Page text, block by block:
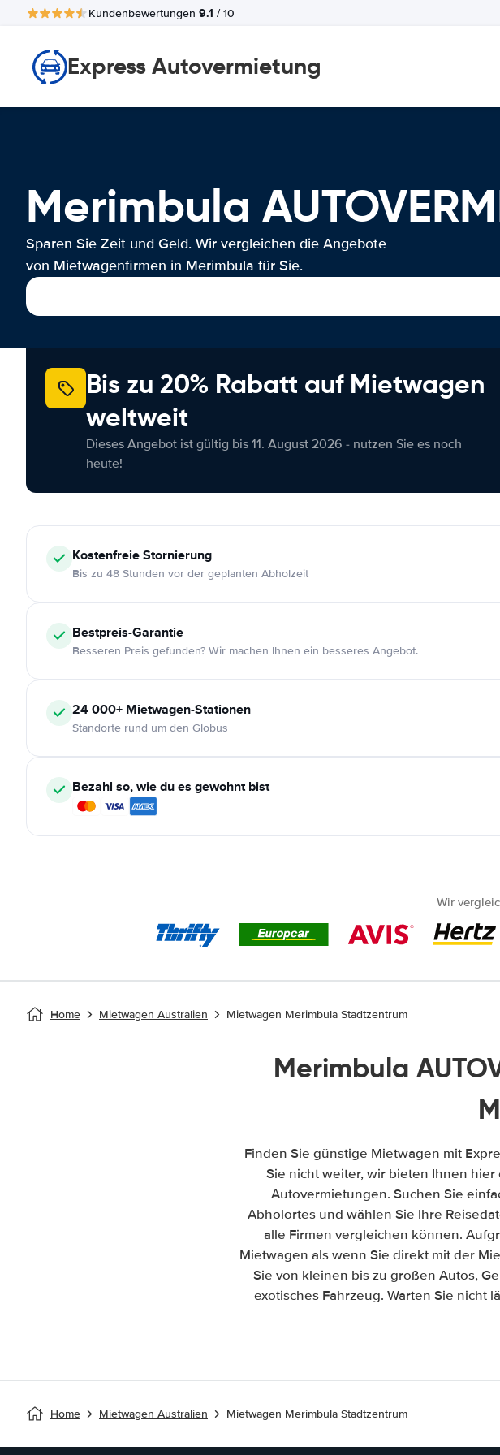
Kundenbewertungen 9.1 / 10
Express Autovermietung
Merimbula
Sparen Sie Zeit und Geld. Wir vergleichen die Angebote
von Mietwagenfirmen in Merimbula für Sie.
Bis zu 20% Rabatt auf Mietwagen
weltweit
Dieses Angebot ist gültig bis 11. August 2026 - nutzen Sie es noch
heute!
KostenfreieStornierung
Bis zu 48 Stunden vor der geplanten Abholzeit
Bestpreis-Garantie
Besseren Preis gefunden? Wir machen Ihnen ein besseres Angebot.
24 000+ Mietwagen-Stationen
Standorte rund um den Globus
Bezahl so, wie du es gewohnt bist
Wir
Home Mietwagen Australien Mietwagen Merimbula Stadtzentrum
Merimbula
Finden Sie günstige Mietwagen mit
Sie nicht weiter, wir bieten Ihnen
Autovermietungen. Suchen Sie
Abholortes und wählen Sie Ihre
alle Firmen vergleichen können.
Mietwagen als wenn Sie direkt mit der
Sie von kleinen bis zu großen Autos,
exotisches Fahrzeug. Warten Sie nicht
Home Mietwagen Australien Mietwagen Merimbula Stadtzentrum